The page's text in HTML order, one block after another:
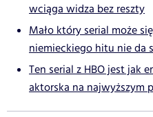
wciąga widza bez reszty
Mało który serial może
niemieckiego hitu nie da
Ten serial z HBO jest jak
aktorska na najwyższym